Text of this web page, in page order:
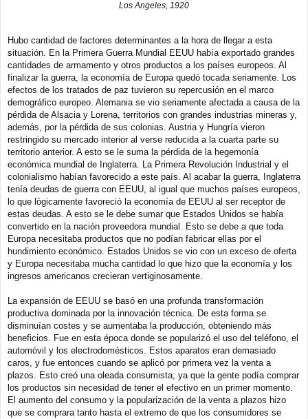
Los Angeles, 1920
Hubo cantidad de factores determinantes a la hora de llegar a esta
situación. En la Primera Guerra Mundial EEUU había exportado grandes
cantidades de armamento y otros productos a los países europeos. Al
finalizar la guerra, la economía de Europa quedó tocada seriamente. Los
efectos de los tratados de paz tuvieron su repercusión en el marco
demográfico europeo. Alemania se vio seriamente afectada a causa de la
pérdida de Alsacia y Lorena, territorios con grandes industrias mineras y,
además, por la pérdida de sus colonias. Austria y Hungría vieron
restringido su mercado interior al verse reducida a la cuarta parte su
territorio anterior. A esto se le suma la pérdida de la hegemonía
económica mundial de Inglaterra. La Primera Revolución Industrial y el
colonialismo habían favorecido a este país. Al acabar la guerra, Inglaterra
tenía deudas de guerra con EEUU, al igual que muchos países europeos,
lo que lógicamente favoreció la economía de EEUU al ser receptor de
estas deudas. A esto se le debe sumar que Estados Unidos se había
convertido en la nación proveedora mundial. Esto se debe a que toda
Europa necesitaba productos que no podían fabricar ellas por el
hundimiento económico. Estados Unidos se vio con un exceso de oferta
y Europa necesitaba mucha cantidad lo que hizo que la economía y los
ingresos americanos crecieran vertiginosamente.
La expansión de EEUU se basó en una profunda transformación
productiva dominada por la innovación técnica. De esta forma se
disminuían costes y se aumentaba la producción, obteniendo más
beneficios. Fue en esta época donde se popularizó el uso del teléfono, el
automóvil y los electrodomésticos. Estos aparatos eran demasiado
caros, y fue entonces cuando se aplicó por primera vez la venta a
plazos. Esto creó una oleada consumista, ya que la gente podía comprar
los productos sin necesidad de tener el efectivo en un primer momento.
El aumento del consumo y la popularización de la venta a plazos hizo
que se comprara tanto hasta el extremo de que los consumidores se